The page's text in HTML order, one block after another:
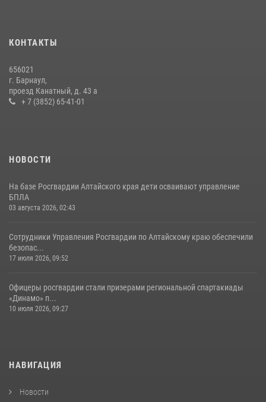
КОНТАКТЫ
656021
г. Барнаул,
проезд Канатный, д. 43 а
+ 7 (3852) 65-41-01
НОВОСТИ
На базе Росгвардии Алтайского края дети осваивают управление
БПЛА
03 августа 2026, 02:43
Сотрудники Управления Росгвардии по Алтайскому краю обеспечили
безопас...
17 июля 2026, 09:52
Офицеры росгвардии стали призерами региональной спартакиады
«Динамо» п...
10 июля 2026, 09:27
НАВИГАЦИЯ
Новости